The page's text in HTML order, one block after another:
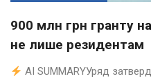
900 млн грн гранту
не лише резидентам
AI SUMMARYУряд